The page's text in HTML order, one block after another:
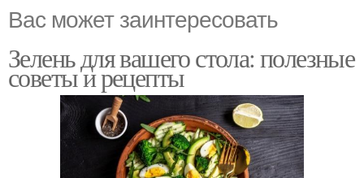
Вас может заинтересовать
Зелень для вашего стола: полезные
советы и рецепты